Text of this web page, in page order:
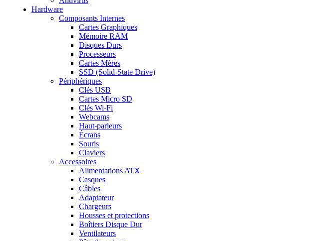
Hardware
Composants Internes
Cartes Graphiques
Mémoire RAM
Disques Durs
Processeurs
Cartes Mères
SSD (Solid-State Drive)
Périphériques
Clés USB
Cartes Micro SD
Clés Wi-Fi
Webcams
Haut-parleurs
Écrans
Souris
Claviers
Accessoires
Alimentations ATX
Casques
Câbles
Adaptateur
Chargeurs
Housses et protections
Boîtiers Disque Dur
Ventilateurs